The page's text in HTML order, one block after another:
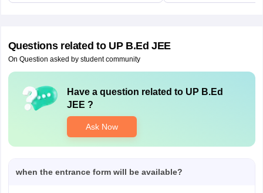
Questions related to UP B.Ed JEE
On Question asked by student community
Have a question related to UP B.Ed
JEE ?
Ask Now
when the entrance form will be available?